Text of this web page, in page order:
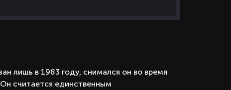
лишь в 1983 году, снимался он во время
считается единственным